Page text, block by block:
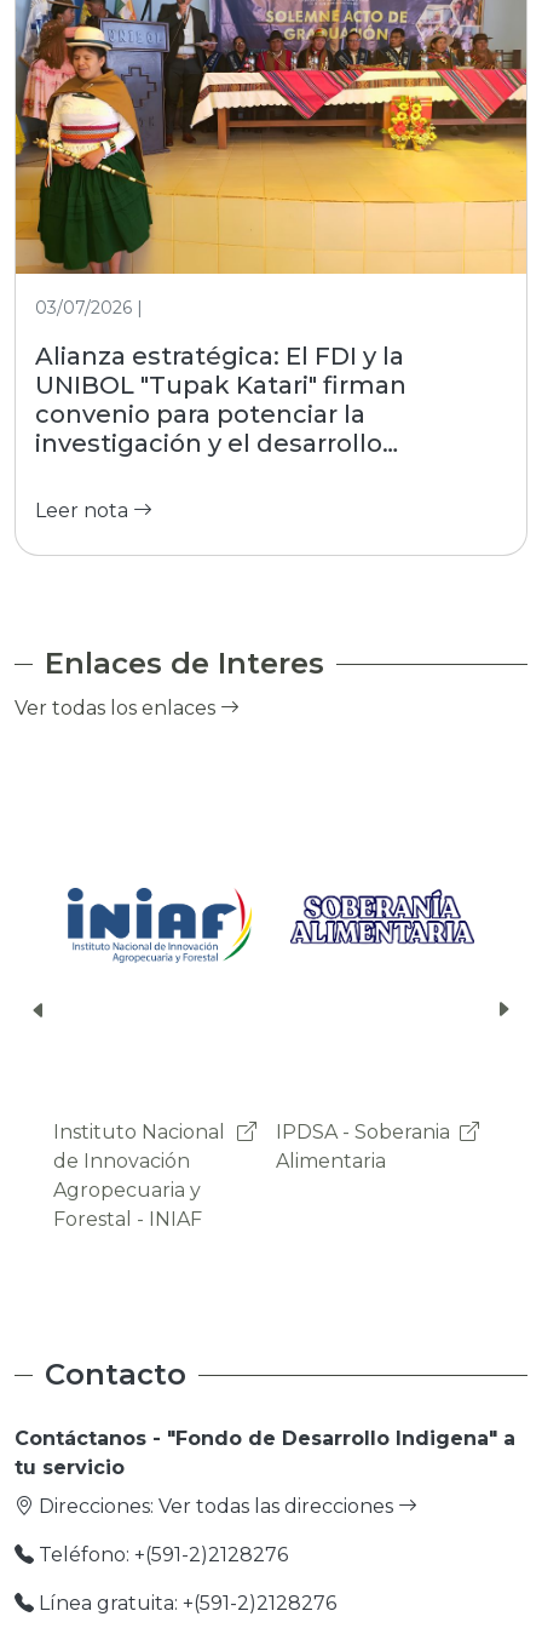
03/07/2026 |
Alianza estratégica: El FDI y la
UNIBOL "Tupak Katari" firman
convenio para potenciar la
investigación y el desarrollo
Leer nota
Enlaces de Interes
Ver todas los enlaces
IPDSA - Soberania
Alimentaria
OAP -
Observatorio
Contacto
Contáctanos - "Fondo de Desarrollo Indigena" a
tu servicio
Direcciones: Ver todas las direcciones
Teléfono: +(591-2)2128276
Línea gratuita: +(591-2)2128276